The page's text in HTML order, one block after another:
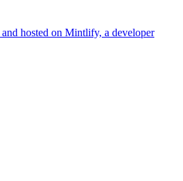
hosted on Mintlify, a developer